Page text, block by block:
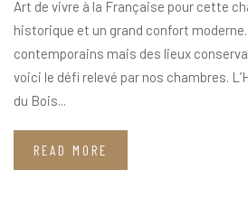
Art de vivre à la Française pour cette
historique et un grand confort
contemporains mais des lieux
voici le défi relevé par nos chambres.
du Bois...
READ MORE